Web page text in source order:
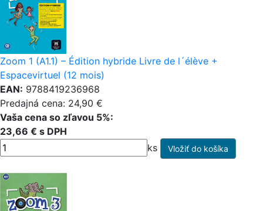
Zoom 1 (A1.1) – Édition hybride Livre de l´élève +
Espacevirtuel (12 mois)
EAN: 9788419236968
Predajná cena: 24,90 €
Vaša cena so zľavou 5%:
23,66 € s DPH
ks